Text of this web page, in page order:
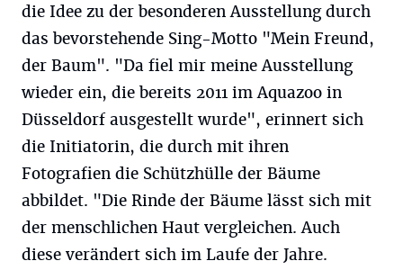
die Idee zu der besonderen Ausstellung durch
das bevorstehende Sing-Motto "Mein Freund,
der Baum". "Da fiel mir meine Ausstellung
wieder ein, die bereits 2011 im Aquazoo in
Düsseldorf ausgestellt wurde", erinnert sich
die Initiatorin, die durch mit ihren
Fotografien die Schützhülle der Bäume
abbildet. "Die Rinde der Bäume lässt sich mit
der menschlichen Haut vergleichen. Auch
diese verändert sich im Laufe der Jahre.